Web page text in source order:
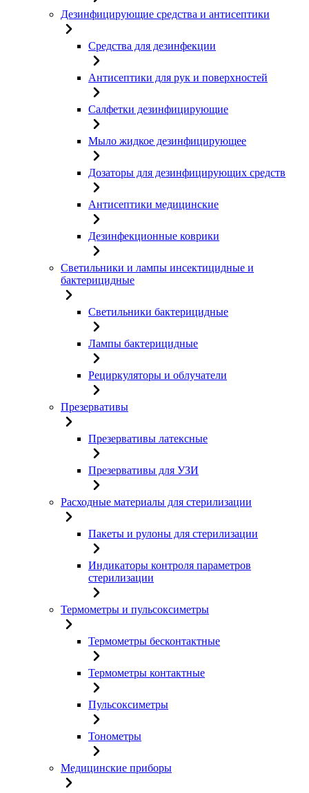
Дезинфицирующие средства и антисептики
Средства для дезинфекции
Антисептики для рук и поверхностей
Салфетки дезинфицирующие
Мыло жидкое дезинфицирующее
Дозаторы для дезинфицирующих средств
Антисептики медицинские
Дезинфекционные коврики
Светильники и лампы инсектицидные и
бактерицидные
Светильники бактерицидные
Лампы бактерицидные
Рециркуляторы и облучатели
Презервативы
Презервативы латексные
Презервативы для УЗИ
Расходные материалы для стерилизации
Пакеты и рулоны для стерилизации
Индикаторы контроля параметров
стерилизации
Термометры и пульсоксиметры
Термометры бесконтактные
Термометры контактные
Пульсоксиметры
Тонометры
Медицинские приборы